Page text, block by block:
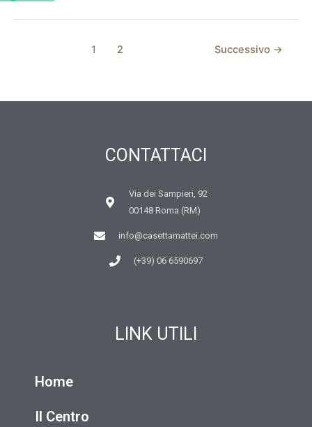
1 2 Successivo →
CONTATTACI
Via dei Sampieri, 92
00148 Roma (RM)
info@casettamattei.com
(+39) 06 6590697
LINK UTILI
Home
Il Centro